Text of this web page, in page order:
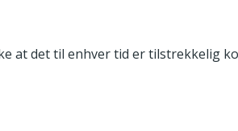
at det til enhver tid er tilstrekkelig